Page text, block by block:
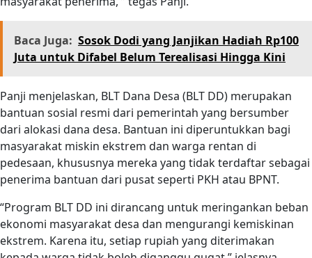
Baca Juga: Sosok Dodi yang Janjikan Hadiah Rp100
Juta untuk Difabel Belum Terealisasi Hingga Kini
Panji menjelaskan, BLT Dana Desa (BLT DD) merupakan
bantuan sosial resmi dari pemerintah yang bersumber
dari alokasi dana desa. Bantuan ini diperuntukkan bagi
masyarakat miskin ekstrem dan warga rentan di
pedesaan, khususnya mereka yang tidak terdaftar sebagai
penerima bantuan dari pusat seperti PKH atau BPNT.
“Program BLT DD ini dirancang untuk meringankan beban
ekonomi masyarakat desa dan mengurangi kemiskinan
ekstrem. Karena itu, setiap rupiah yang diterimakan